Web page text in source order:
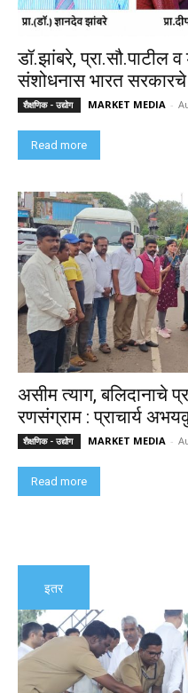
डॉ.झांबरे, प्रा.सौ.पाटील
संशोधनास भारत
शैक्षणिक - उद्योग MARKET MEDIA -
Read more
असीम त्याग, बलिदानाचे
रणसंग्राम : प्राचार्य
शैक्षणिक - उद्योग MARKET MEDIA -
Read more
इतर